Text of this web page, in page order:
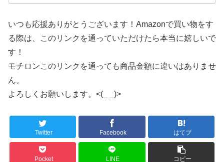
いつも応援ありがとうございます！Amazonで買い物をす
る際は、このリンクを通っていただけたら本当に嬉しいで
す！
モチロンこのリンクを通っても商品金額に違いはありませ
ん。
よろしくお願いします。<(_ _)>
Twitter Facebook はてブ
Pocket LINE コピー